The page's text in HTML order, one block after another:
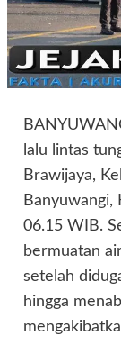
lalu lintas
Brawijaya,
Banyuwangi,
06.15 WIB.
bermuatan
setelah
hingga